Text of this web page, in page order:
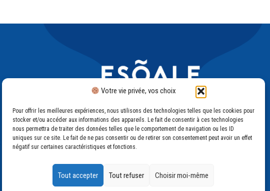
Votre vie privée, vos choix
Pour offrir les meilleures expériences, nous utilisons des technologies telles que les cookies pour
stocker et/ou accéder aux informations des appareils. Le fait de consentir à ces technologies
nous permettra de traiter des données telles que le comportement de navigation ou les ID
uniques sur ce site. Le fait de ne pas consentir ou de retirer son consentement peut avoir un effet
négatif sur certaines caractéristiques et fonctions.
Tout accepter Tout refuser Choisir moi-même